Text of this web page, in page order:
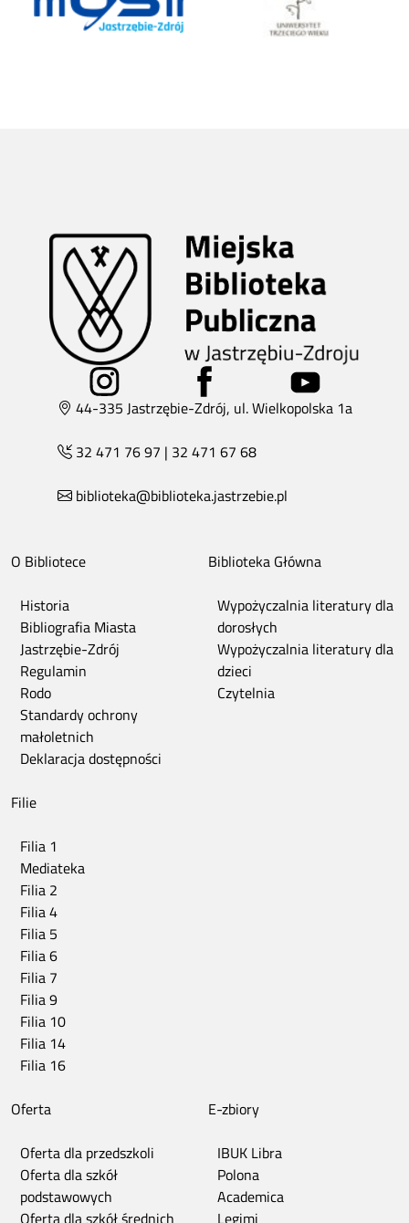
44-335 Jastrzębie-Zdrój, ul. Wielkopolska 1a
32 471 76 97 | 32 471 67 68
biblioteka@biblioteka.jastrzebie.pl
O Bibliotece
Historia
Bibliografia Miasta
Jastrzębie-Zdrój
Regulamin
Rodo
Standardy ochrony
małoletnich
Deklaracja dostępności
Biblioteka Główna
Wypożyczalnia literatury dla
dorosłych
Wypożyczalnia literatury dla
dzieci
Czytelnia
Filie
Filia 1
Mediateka
Filia 2
Filia 4
Filia 5
Filia 6
Filia 7
Filia 9
Filia 10
Filia 14
Filia 16
Oferta
Oferta dla przedszkoli
Oferta dla szkół
podstawowych
E-zbiory
IBUK Libra
Polona
Academica